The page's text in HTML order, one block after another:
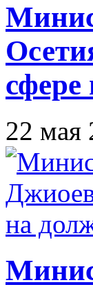
сфере
22 мая